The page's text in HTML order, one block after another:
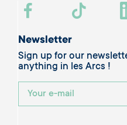
Newsletter
Sign up for our
anything in les Arcs !